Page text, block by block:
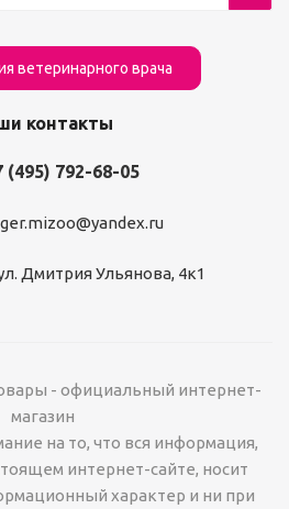
ветеринарного врача
контакты
(495) 792-68-05
Дмитрия Ульянова, 4к1
- официальный интернет-
магазин
на то, что вся информация,
интернет-сайте, носит
характер и ни при